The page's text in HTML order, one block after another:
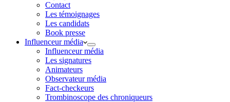
Contact
Les témoignages
Les candidats
Book presse
Influenceur média
Influenceur média
Les signatures
Animateurs
Observateur média
Fact-checkeurs
Trombinoscope des chroniqueurs